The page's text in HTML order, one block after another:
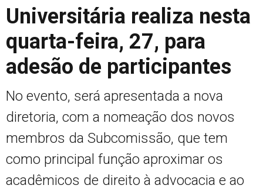
Universitária realiza nesta
quarta-feira, 27, para
adesão de participantes
No evento, será apresentada a nova
diretoria, com a nomeação dos novos
membros da Subcomissão, que tem
como principal função aproximar os
acadêmicos de direito à advocacia e ao